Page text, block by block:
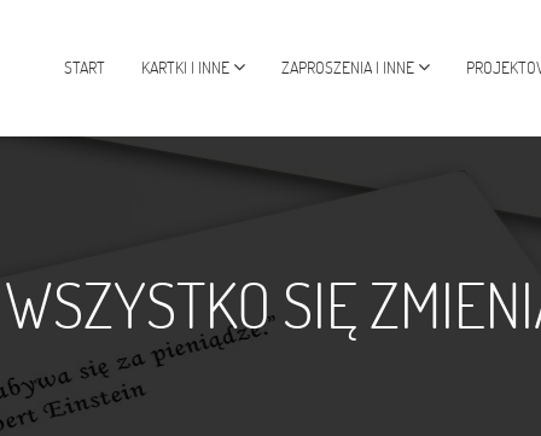
START KARTKI I INNE ZAPROSZENIA I INNE
SIĘ